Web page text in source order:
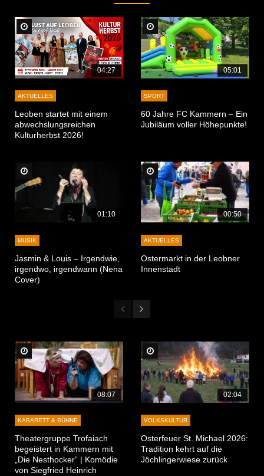
Später Ansehen
04:27
AKTUELLES
Leoben startet mit einem
abwechslungsreichen
Kulturherbst 2026!
Später Ansehen
05:01
SPORT
60 Jahre FC Kammern – Ein
Jubiläum voller Höhepunkte!
Später Ansehen
01:10
MUSIK
Jasmin & Louis – Irgendwie,
irgendwo, irgendwann (Nena
Cover)
Später Ansehen
00:50
AKTUELLES
Ostermarkt in der Leobner
Innenstadt
Später Ansehen
08:07
KABARETT & BÜHNE
Theatergruppe Trofaiach
begeistert in Kammern mit
„Die Nesthocker” | Komödie
von Siegfried Heinrich
Später Ansehen
02:04
VOLKSKULTUR
Osterfeuer St. Michael 2026:
Tradition kehrt auf die
Jöchlingerwiese zurück